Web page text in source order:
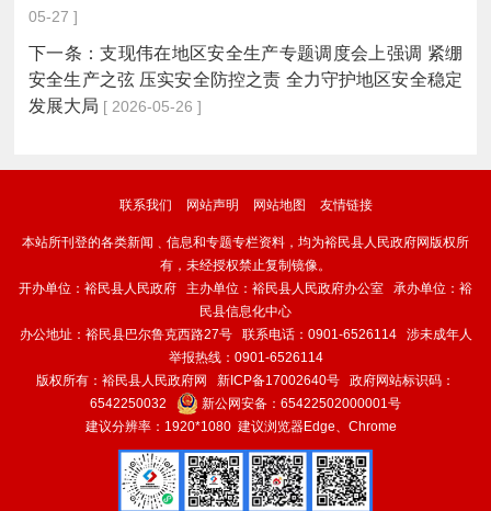
05-27 ]
下一条：支现伟在地区安全生产专题调度会上强调 紧绷
安全生产之弦 压实安全防控之责 全力守护地区安全稳定
发展大局 [ 2026-05-26 ]
联系我们 网站声明 网站地图 友情链接
本站所刊登的各类新闻﹑信息和专题专栏资料，均为裕民县人民政府网版权所
有，未经授权禁止复制镜像。
开办单位：裕民县人民政府 主办单位：裕民县人民政府办公室 承办单位：裕
民县信息化中心
办公地址：裕民县巴尔鲁克西路27号 联系电话：0901-6526114 涉未成年人
举报热线：0901-6526114
版权所有：裕民县人民政府网 新ICP备17002640号 政府网站标识码：
6542250032
新公网安备： 65422502000001号
建议分辨率：1920*1080 建议浏览器Edge、Chrome